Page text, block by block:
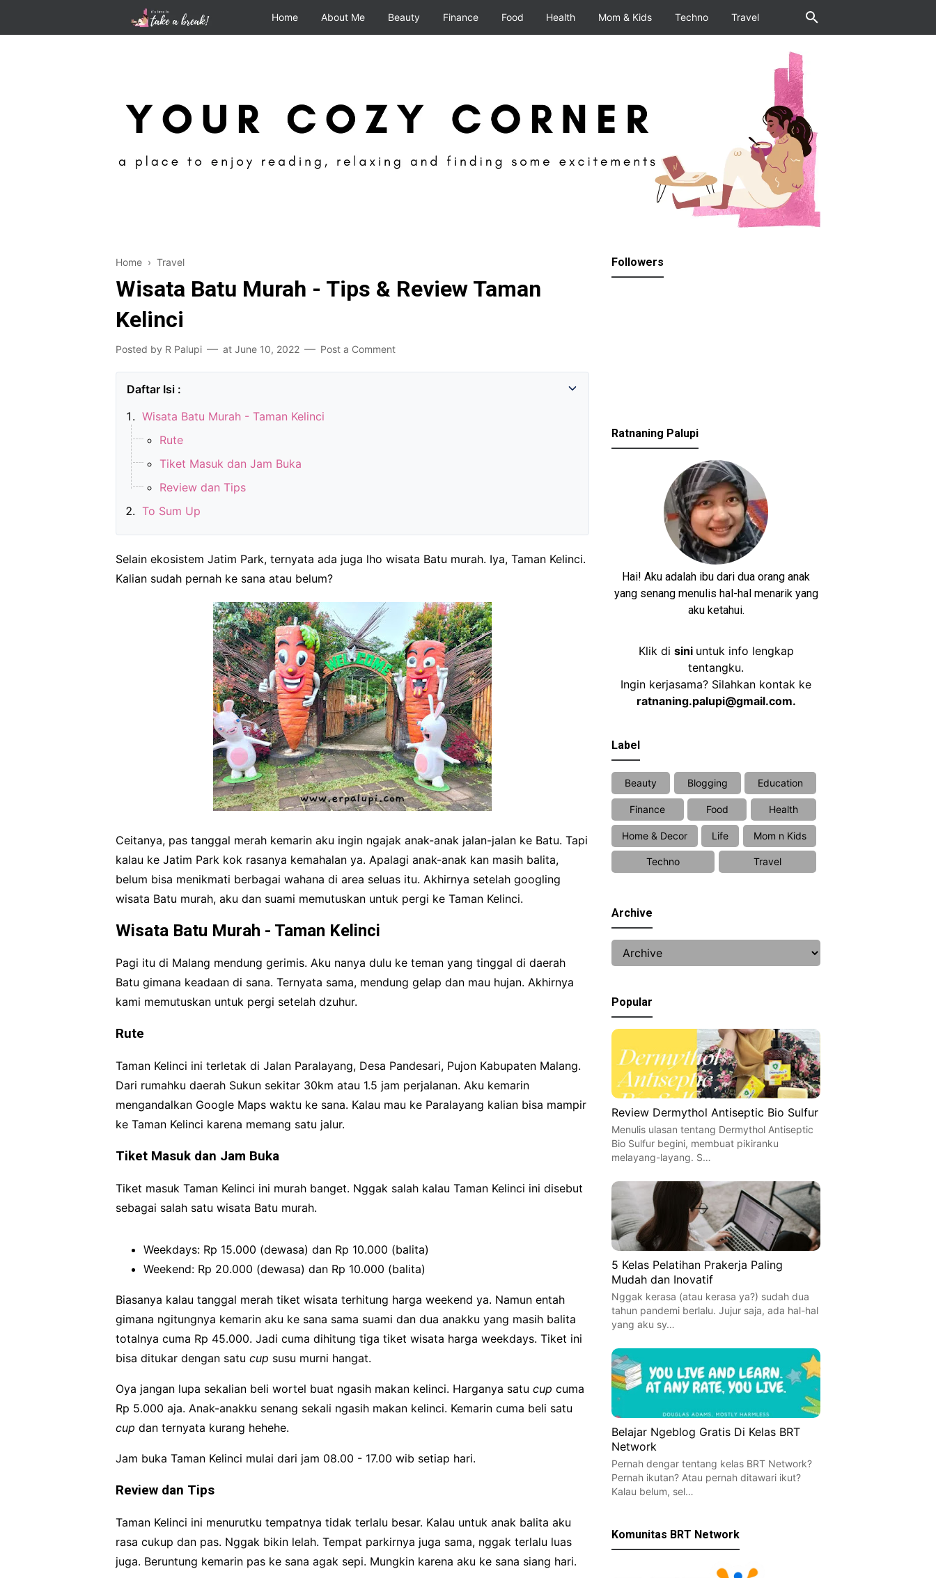
Home About Me Beauty Finance Food Health Mom & Kids Techno Travel
Home › Travel
Wisata Batu Murah - Tips & Review Taman
Kelinci
Posted by R Palupi at June 10, 2022 Post a Comment
Wisata Batu Murah - Taman Kelinci
Rute
Tiket Masuk dan Jam Buka
Review dan Tips
To Sum Up
Selain ekosistem Jatim Park, ternyata ada juga lho wisata Batu murah. Iya, Taman Kelinci.
Kalian sudah pernah ke sana atau belum?
Ceitanya, pas tanggal merah kemarin aku ingin ngajak anak-anak jalan-jalan ke Batu. Tapi
kalau ke Jatim Park kok rasanya kemahalan ya. Apalagi anak-anak kan masih balita,
belum bisa menikmati berbagai wahana di area seluas itu. Akhirnya setelah googling
wisata Batu murah, aku dan suami memutuskan untuk pergi ke Taman Kelinci.
Wisata Batu Murah - Taman Kelinci
Pagi itu di Malang mendung gerimis. Aku nanya dulu ke teman yang tinggal di daerah
Batu gimana keadaan di sana. Ternyata sama, mendung gelap dan mau hujan. Akhirnya
kami memutuskan untuk pergi setelah dzuhur.
Rute
Taman Kelinci ini terletak di Jalan Paralayang, Desa Pandesari, Pujon Kabupaten Malang.
Dari rumahku daerah Sukun sekitar 30km atau 1.5 jam perjalanan. Aku kemarin
mengandalkan Google Maps waktu ke sana. Kalau mau ke Paralayang kalian bisa mampir
ke Taman Kelinci karena memang satu jalur.
Tiket Masuk dan Jam Buka
Tiket masuk Taman Kelinci ini murah banget. Nggak salah kalau Taman Kelinci ini disebut
sebagai salah satu wisata Batu murah.
Weekdays: Rp 15.000 (dewasa) dan Rp 10.000 (balita)
Weekend: Rp 20.000 (dewasa) dan Rp 10.000 (balita)
Biasanya kalau tanggal merah tiket wisata terhitung harga weekend ya. Namun entah
gimana ngitungnya kemarin aku ke sana sama suami dan dua anakku yang masih balita
totalnya cuma Rp 45.000. Jadi cuma dihitung tiga tiket wisata harga weekdays. Tiket ini
bisa ditukar dengan satu cup susu murni hangat.
Oya jangan lupa sekalian beli wortel buat ngasih makan kelinci. Harganya satu cup cuma
Rp 5.000 aja. Anak-anakku senang sekali ngasih makan kelinci. Kemarin cuma beli satu
cup dan ternyata kurang hehehe.
Jam buka Taman Kelinci mulai dari jam 08.00 - 17.00 wib setiap hari.
Review dan Tips
Taman Kelinci ini menurutku tempatnya tidak terlalu besar. Kalau untuk anak balita aku
rasa cukup dan pas. Nggak bikin lelah. Tempat parkirnya juga sama, nggak terlalu luas
juga. Beruntung kemarin pas ke sana agak sepi. Mungkin karena aku ke sana siang hari.
Followers
Ratnaning Palupi
Hai! Aku adalah ibu dari dua orang anak
yang senang menulis hal-hal menarik yang
aku ketahui.
Klik di sini untuk info lengkap
tentangku.
Ingin kerjasama? Silahkan kontak ke
ratnaning.palupi@gmail.com.
Label
Beauty Blogging Education
Finance Food Health
Home & Decor Life Mom n Kids
Techno Travel
Archive
Popular
Review Dermythol Antiseptic Bio Sulfur
Menulis ulasan tentang Dermythol Antiseptic
Bio Sulfur begini, membuat pikiranku
melayang-layang. S…
5 Kelas Pelatihan Prakerja Paling
Mudah dan Inovatif
Nggak kerasa (atau kerasa ya?) sudah dua
tahun pandemi berlalu. Jujur saja, ada hal-hal
yang aku sy…
Belajar Ngeblog Gratis Di Kelas BRT
Network
Pernah dengar tentang kelas BRT Network?
Pernah ikutan? Atau pernah ditawari ikut?
Kalau belum, sel…
Komunitas BRT Network